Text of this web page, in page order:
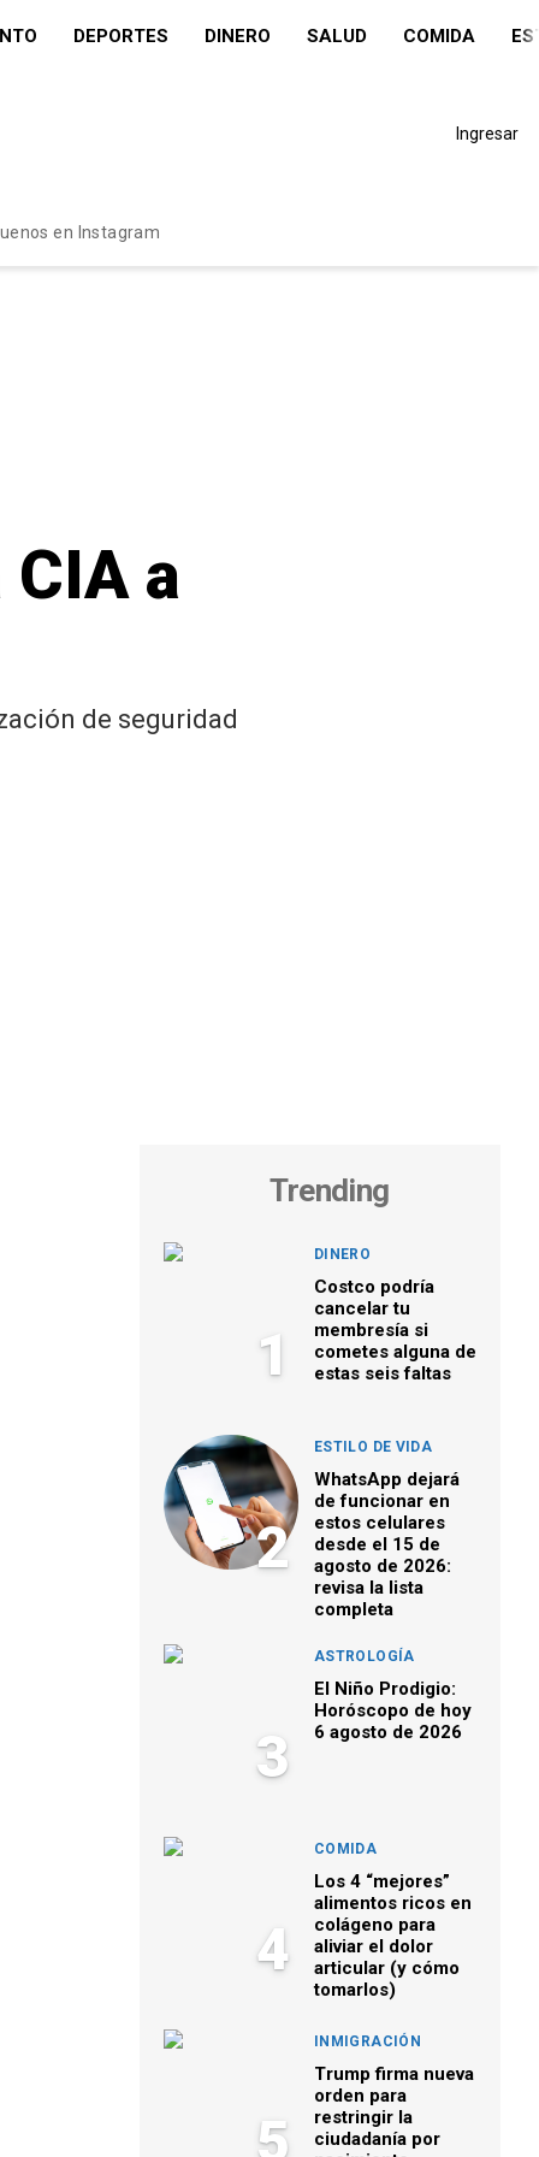
DEPORTES DINERO SALUD COMIDA
Ingresar
en Instagram
a
de seguridad
Trending
1
DINERO
Costco podría
cancelar tu
membresía si
cometes alguna de
estas seis faltas
2
ESTILO DE VIDA
WhatsApp dejará
de funcionar en
estos celulares
desde el 15 de
agosto de 2026:
revisa la lista
completa
3
ASTROLOGÍA
El Niño Prodigio:
Horóscopo de hoy
6 agosto de 2026
4
COMIDA
Los 4 “mejores”
alimentos ricos en
colágeno para
aliviar el dolor
articular (y cómo
tomarlos)
5
INMIGRACIÓN
Trump firma nueva
orden para
restringir la
ciudadanía por